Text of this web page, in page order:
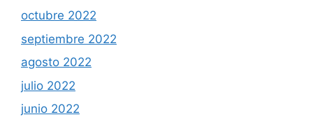
octubre 2022
septiembre 2022
agosto 2022
julio 2022
junio 2022